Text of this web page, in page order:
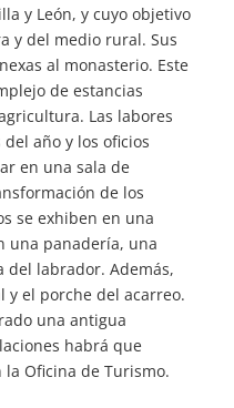
y León, y cuyo objetivo
y del medio rural. Sus
al monasterio. Este
de estancias
Las labores
año y los oficios
en una sala de
de los
se exhiben en una
una panadería, una
del labrador. Además,
y el porche del acarreo.
una antigua
habrá que
Oficina de Turismo.